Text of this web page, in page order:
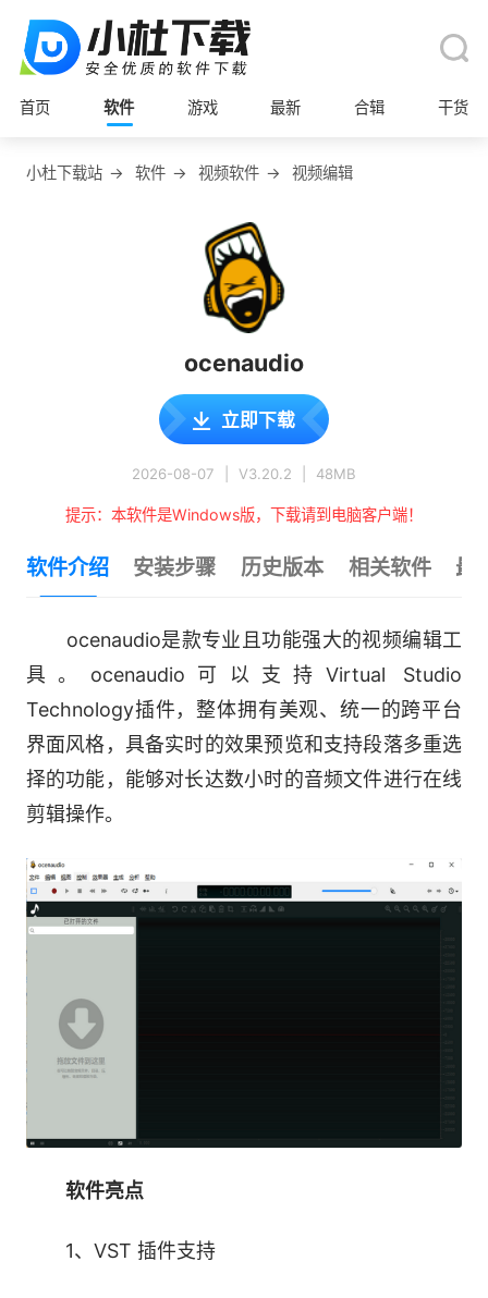
首页 软件 游戏 最新 合辑 干货
小杜下载站 → 软件 → 视频软件 → 视频编辑
ocenaudio
立即下载
2026-08-07 V3.20.2 48MB
提示：本软件是Windows版，下载请到电脑客户端！
软件介绍 安装步骤 历史版本 相关软件 最
ocenaudio是款专业且功能强大的视频编辑工
具。ocenaudio可以支持Virtual Studio
Technology插件，整体拥有美观、统一的跨平台
界面风格，具备实时的效果预览和支持段落多重选
择的功能，能够对长达数小时的音频文件进行在线
剪辑操作。
软件亮点
1、VST 插件支持